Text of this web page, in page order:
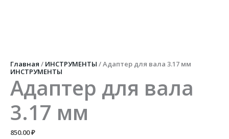
Главная / ИНСТРУМЕНТЫ / Адаптер для вала 3.17 мм
ИНСТРУМЕНТЫ
Адаптер для вала
3.17 мм
850.00₽
вала
3.17
мм